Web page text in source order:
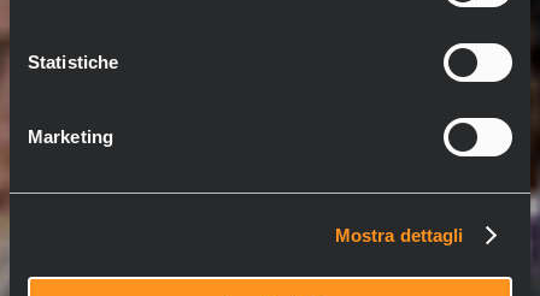
Statistiche
Marketing
Mostra dettagli